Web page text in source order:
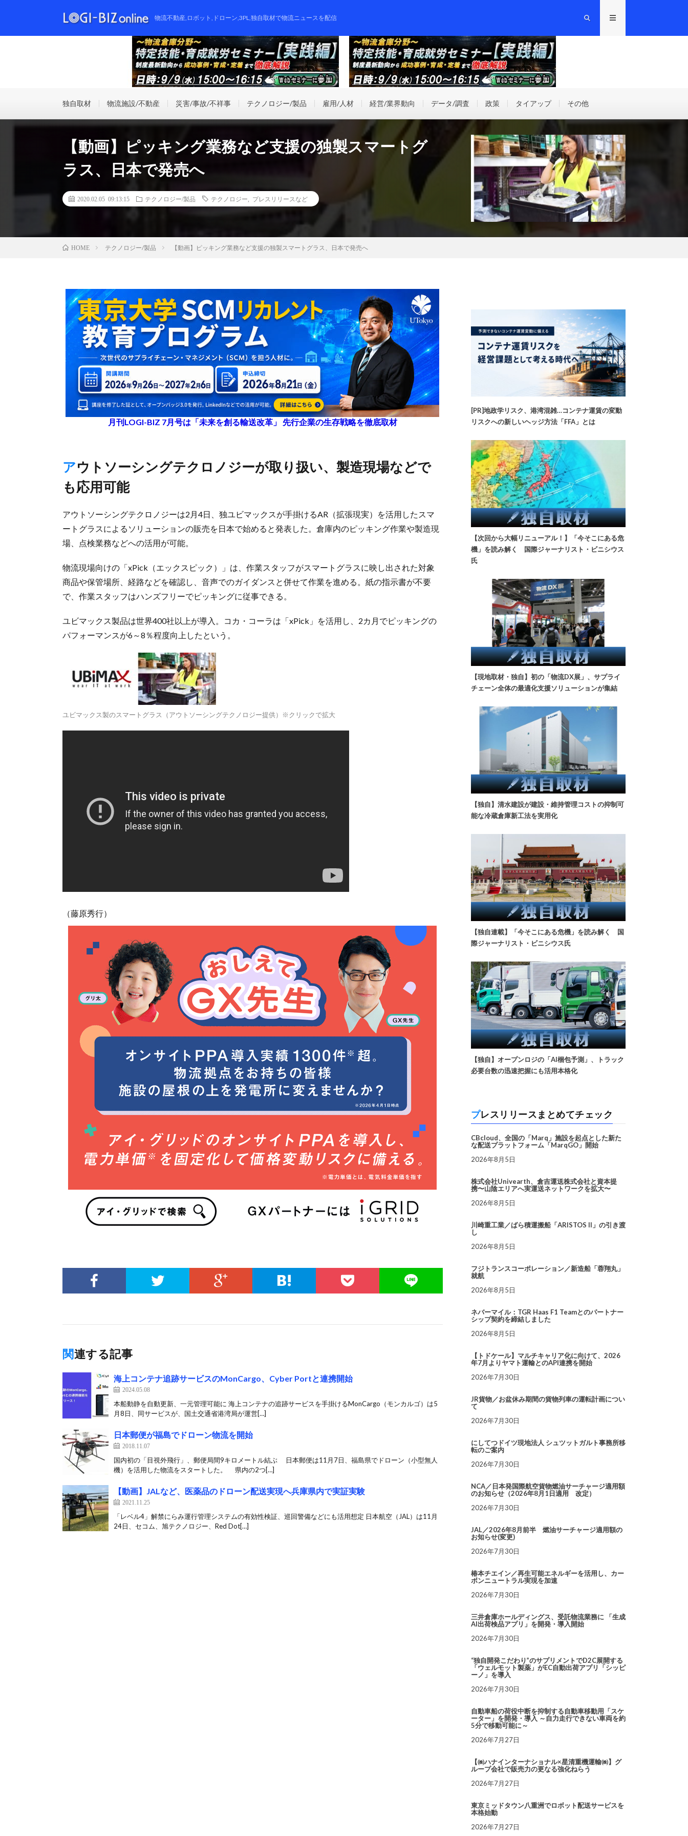
物流不動産,ロボット,ドローン,3PL,独自取材で物流ニュースを配信
独自取材 物流施設/不動産 災害/事故/不祥事 テクノロジー/製品 雇用/人材 経営/業界動向 データ/調査 政策 タイアップ その他
【動画】ピッキング業務など支援の独製スマートグ
ラス、日本で発売へ
2020.02.05 09:13:15 テクノロジー/製品 テクノロジー プレスリリースなど
HOME テクノロジー/製品 【動画】ピッキング業務など支援の独製スマートグラス、日本で発売へ
月刊LOGI-BIZ 7月号は「未来を創る輸送改革」 先行企業の生存戦略を徹底取材
アウトソーシングテクロノジーが取り扱い、製造現場などで
も応用可能
アウトソーシングテクロノジーは2月4日、独ユビマックスが手掛けるAR（拡張現実）を活用したスマ
ートグラスによるソリューションの販売を日本で始めると発表した。倉庫内のピッキング作業や製造現
場、点検業務などへの活用が可能。
物流現場向けの「xPick（エックスピック）」は、作業スタッフがスマートグラスに映し出された対象
商品や保管場所、経路などを確認し、音声でのガイダンスと併せて作業を進める。紙の指示書が不要
で、作業スタッフはハンズフリーでピッキングに従事できる。
ユビマックス製品は世界400社以上が導入。コカ・コーラは「xPick」を活用し、2カ月でピッキングの
パフォーマンスが6～8％程度向上したという。
ユビマックス製のスマートグラス（アウトソーシングテクノロジー提供）※クリックで拡大
（藤原秀行）
関連する記事
海上コンテナ追跡サービスのMonCargo、Cyber Portと連携開始
2024.05.08
本船動静を自動更新、一元管理可能に 海上コンテナの追跡サービスを手掛けるMonCargo（モンカルゴ）は5
月8日、同サービスが、国土交通省港湾局が運営[…]
日本郵便が福島でドローン物流を開始
2018.11.07
国内初の「目視外飛行」、郵便局間9キロメートル結ぶ 日本郵便は11月7日、福島県でドローン（小型無人
機）を活用した物流をスタートした。 県内の2つ[…]
【動画】JALなど、医薬品のドローン配送実現へ兵庫県内で実証実験
2021.11.25
「レベル4」解禁にらみ運行管理システムの有効性検証、巡回警備などにも活用想定 日本航空（JAL）は11月
24日、セコム、旭テクノロジー、Red Dot[…]
[PR]地政学リスク、港湾混雑…コンテナ運賃の変動
リスクへの新しいヘッジ方法「FFA」とは
【次回から大幅リニューアル！】「今そこにある危
機」を読み解く 国際ジャーナリスト・ビニシウス
氏
【現地取材・独自】初の「物流DX展」、サプライ
チェーン全体の最適化支援ソリューションが集結
【独自】清水建設が建設・維持管理コストの抑制可
能な冷蔵倉庫新工法を実用化
【独自連載】「今そこにある危機」を読み解く 国
際ジャーナリスト・ビニシウス氏
【独自】オープンロジの「AI梱包予測」、トラック
必要台数の迅速把握にも活用本格化
プレスリリースまとめてチェック
CBcloud、全国の「Marq」施設を起点とした新た
な配送プラットフォーム「MarqGO」開始
2026年8月5日
株式会社Univearth、倉吉運送株式会社と資本提
携〜山陰エリアへ実運送ネットワークを拡大〜
2026年8月5日
川崎重工業／ばら積運搬船「ARISTOS II」の引き渡
し
2026年8月5日
フジトランスコーポレーション／新造船「蓉翔丸」
就航
2026年8月5日
ネバーマイル：TGR Haas F1 Teamとのパートナー
シップ契約を締結しました
2026年8月5日
【トドケール】マルチキャリア化に向けて、2026
年7月よりヤマト運輸とのAPI連携を開始
2026年7月30日
JR貨物／お盆休み期間の貨物列車の運転計画につい
て
2026年7月30日
にしてつドイツ現地法人 シュツットガルト事務所移
転のご案内
2026年7月30日
NCA／日本発国際航空貨物燃油サーチャージ適用額
のお知らせ（2026年8月1日適用 改定）
2026年7月30日
JAL／2026年8月前半 燃油サーチャージ適用額の
お知らせ(変更)
2026年7月30日
椿本チエイン／再生可能エネルギーを活用し、カー
ボンニュートラル実現を加速
2026年7月30日
三井倉庫ホールディングス、受託物流業務に 「生成
AI出荷検品アプリ」を開発・導入開始
2026年7月30日
“独自開発こだわり”のサプリメントでD2C展開する
「ウェルモット製薬」がEC自動出荷アプリ「シッピ
ーノ」を導入
2026年7月30日
自動車船の荷役中断を抑制する自動車移動用「スケ
ーター」を開発・導入 ～自力走行できない車両を約
5分で移動可能に～
2026年7月27日
【㈱ハナインターナショナル×星清重機運輸㈱】グ
ループ会社で販売力の更なる強化ねらう
2026年7月27日
東京ミッドタウン八重洲でロボット配送サービスを
本格始動
2026年7月27日